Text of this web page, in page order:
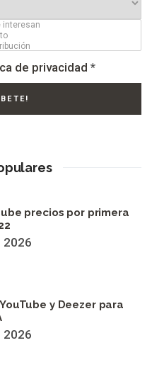
de privacidad *
precios por primera
2026
y Deezer para
2026